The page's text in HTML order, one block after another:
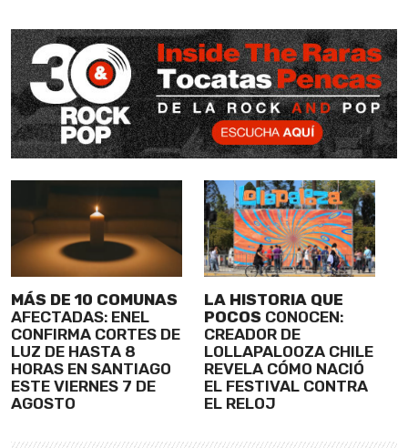
MÁS DE 10 COMUNAS
AFECTADAS: ENEL
CONFIRMA CORTES DE
LUZ DE HASTA 8
HORAS EN SANTIAGO
ESTE VIERNES 7 DE
AGOSTO
LA HISTORIA QUE
POCOS CONOCEN:
CREADOR DE
LOLLAPALOOZA CHILE
REVELA CÓMO NACIÓ
EL FESTIVAL CONTRA
EL RELOJ